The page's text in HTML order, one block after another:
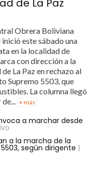
de La Paz
Obrera Boliviana
este sábado una
en la localidad de
con dirección a la
La Paz en rechazo al
Supremo 5503, que
La columna llegó
+ más
a marchar desde
a la marcha de la
según dirigente |